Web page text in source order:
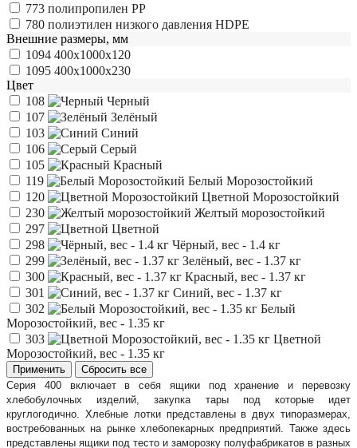
773 полипропилен РР
780 полиэтилен низкого давления HDPE
Внешние размеры, мм
1094 400х1000х120
1095 400х1000х230
Цвет
108
Черный
107
Зелёный
103
Синий
106
Серый
105
Красный
119
Белый Морозостойкий
120
Цветной Морозостойкий
230
Желтый морозостойкий
297
Цветной
298
Чёрный, вес - 1.4 кг
299
Зелёный, вес - 1.37 кг
300
Красный, вес - 1.37 кг
301
Синий, вес - 1.37 кг
302
Белый
Морозостойкий, вес - 1.35 кг
303
Цветной
Морозостойкий, вес - 1.35 кг
Серия 400 включает в себя ящики под хранение и перевозку
хлебобулочных изделий, закупка тары под которые идет
круглогодично. Хлебные лотки представлены в двух типоразмерах,
востребованных на рынке хлебопекарных предприятий. Также здесь
представлены ящики под тесто и заморозку полуфабрикатов в разных